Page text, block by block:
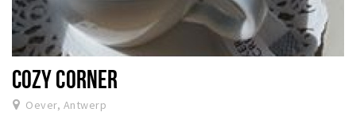
COZY CORNER
Oever, Antwerp